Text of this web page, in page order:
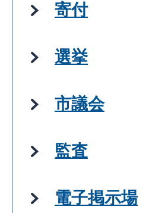
寄付
選挙
市議会
監査
電子掲示場